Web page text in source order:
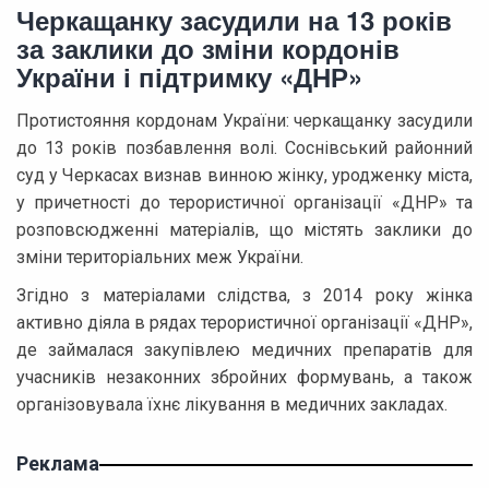
Черкащанку засудили на 13 років
за заклики до зміни кордонів
України і підтримку «ДНР»
Протистояння кордонам України: черкащанку засудили
до 13 років позбавлення волі. Соснівський районний
суд у Черкасах визнав винною жінку, уродженку міста,
у причетності до терористичної організації «ДНР» та
розповсюдженні матеріалів, що містять заклики до
зміни територіальних меж України.
Згідно з матеріалами слідства, з 2014 року жінка
активно діяла в рядах терористичної організації «ДНР»,
де займалася закупівлею медичних препаратів для
учасників незаконних збройних формувань, а також
організовувала їхнє лікування в медичних закладах.
Реклама